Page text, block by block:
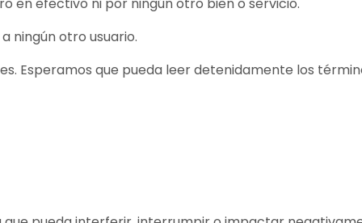
ningún otro usuario.
Esperamos que pueda leer detenidamente los